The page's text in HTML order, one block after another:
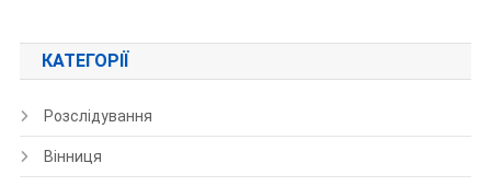
КАТЕГОРІЇ
Розслідування
Вінниця